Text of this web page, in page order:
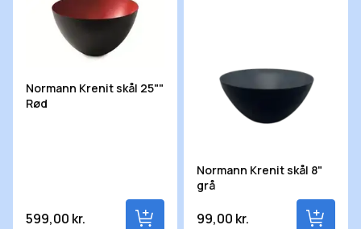
Normann Krenit skål 25""
Rød
599,00 kr.
Normann Krenit skål 8"
grå
99,00 kr.